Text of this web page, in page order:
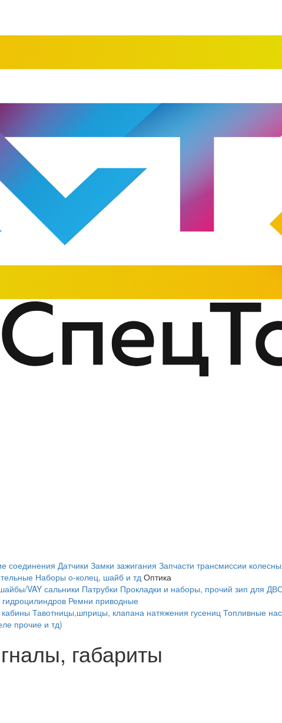
соединения Датчики Замки зажигания Запчасти трансмиссии
Наборы о-колец, шайб и тд Оптика
VAY сальники Патрубки Прокладки и наборы, прочий зип для
Ремни приводные
Тавотницы,шприцы, клапана натяжения гусениц Топливные
прочие и тд)
габариты